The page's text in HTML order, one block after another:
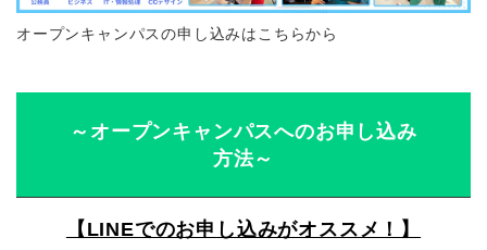
オープンキャンパスの申し込みはこちらから
～オープンキャンパスへのお申し込み
方法～
【LINEでのお申し込みがオススメ！】